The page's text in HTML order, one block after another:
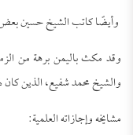
وأيضًا كاتب الشيخ حسين بعض
وقد مكث باليمن برهة من
والشيخ محمد شفيع، الذين كان
مشايخه وإجازاته العلمية: